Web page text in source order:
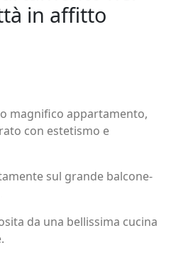
in affitto
magnifico appartamento,
con estetismo e
sul grande balcone-
da una bellissima cucina